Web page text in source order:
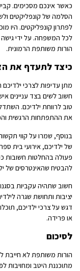
כאשר אינכם מסכימים.
הסלמה של קונפליקטים
לפתרון קונפליקטים. היו
לכל המשפחה. על ידי גישה
הורות משותפת הרמונית.
כיצד לתעדף את
מתן עדיפות לצרכי
חשוב לשים בצד עניינים
טוב לרווחת ילדיכם.
את ההתפתחות הרגשית
בנוסף, שמרו על קווי
של ילדיכם, אירועי בית
פעולה בהחלטות חשובות
להבטיח שהאינטרסים של
חשוב שתהיה עקביות
יציבות ותחושת שגרה
דגש על צרכי ילדיכם,
או פרידה.
לסיכום
הורות משותפת לא חייבת
מתוכננת היטב ומחויבות